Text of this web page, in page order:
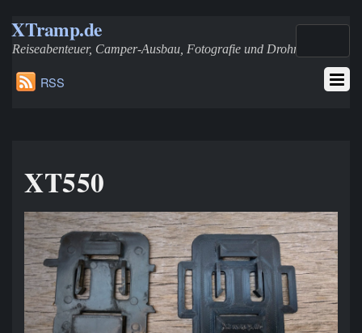
XTramp.de
Reiseabenteuer, Camper-Ausbau, Fotografie und Drohnen
RSS
XT550